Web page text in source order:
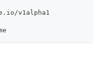
v1alpha1